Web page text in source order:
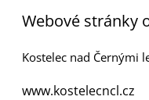
Webové stránky
Kostelec nad Černými
www.kostelecncl.cz